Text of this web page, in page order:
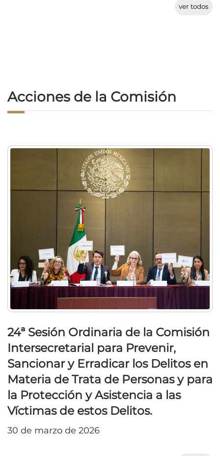
ver todos
Acciones de la Comisión
24ª Sesión Ordinaria de la Comisión
Intersecretarial para Prevenir,
Sancionar y Erradicar los Delitos en
Materia de Trata de Personas y para
la Protección y Asistencia a las
Víctimas de estos Delitos.
30 de marzo de 2026